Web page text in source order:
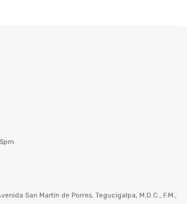
San Martín de Porres, Tegucigalpa, M.D.C., F.M.,